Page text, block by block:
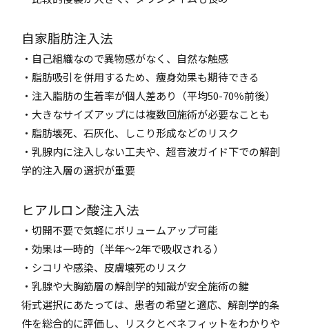
自家脂肪注入法
・自己組織なので異物感がなく、自然な触感
・脂肪吸引を併用するため、痩身効果も期待できる
・注入脂肪の生着率が個人差あり（平均50-70％前後）
・大きなサイズアップには複数回施術が必要なことも
・脂肪壊死、石灰化、しこり形成などのリスク
・乳腺内に注入しない工夫や、超音波ガイド下での解剖
学的注入層の選択が重要
ヒアルロン酸注入法
・切開不要で気軽にボリュームアップ可能
・効果は一時的（半年～2年で吸収される）
・シコリや感染、皮膚壊死のリスク
・乳腺や大胸筋層の解剖学的知識が安全施術の鍵
術式選択にあたっては、患者の希望と適応、解剖学的条
件を総合的に評価し、リスクとベネフィットをわかりや